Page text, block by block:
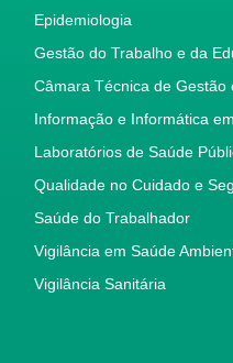
Epidemiologia
Gestão do Trabalho e da
Câmara Técnica de Gestão
Informação e Informática
Laboratórios de Saúde
Qualidade no Cuidado e
Saúde do Trabalhador
Vigilância em Saúde
Vigilância Sanitária